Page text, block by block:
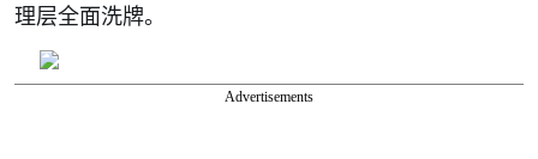
理层全面洗牌。
Advertisements